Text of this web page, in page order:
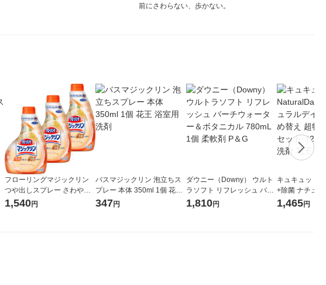
前にさわらない、歩かない。
フローリングマジックリン
つや出しスプレー さわやか
シトラスの香り つけかえ用
1,540円
バスマジックリン 泡立ちス
プレー 本体 350ml 1個 花王
浴室用洗剤
347円
ダウニー（Downy） ウルト
ラソフト リフレッシュ バー
チウォーター＆ボタニカル 7
1,810円
キュキュット
+除菌 ナチュ
香性 詰め替え
1,465円